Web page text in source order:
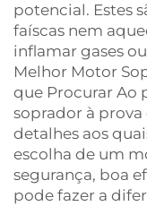
potencial. Estes
faíscas nem
inflamar gases
Melhor Motor
que Procurar Ao
soprador à
detalhes aos
escolha de um
segurança, boa
pode fazer a